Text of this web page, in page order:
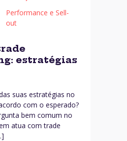
Performance e Sell-
out
estratégias
suas estratégias no
com o esperado?
bem comum no
atua com trade